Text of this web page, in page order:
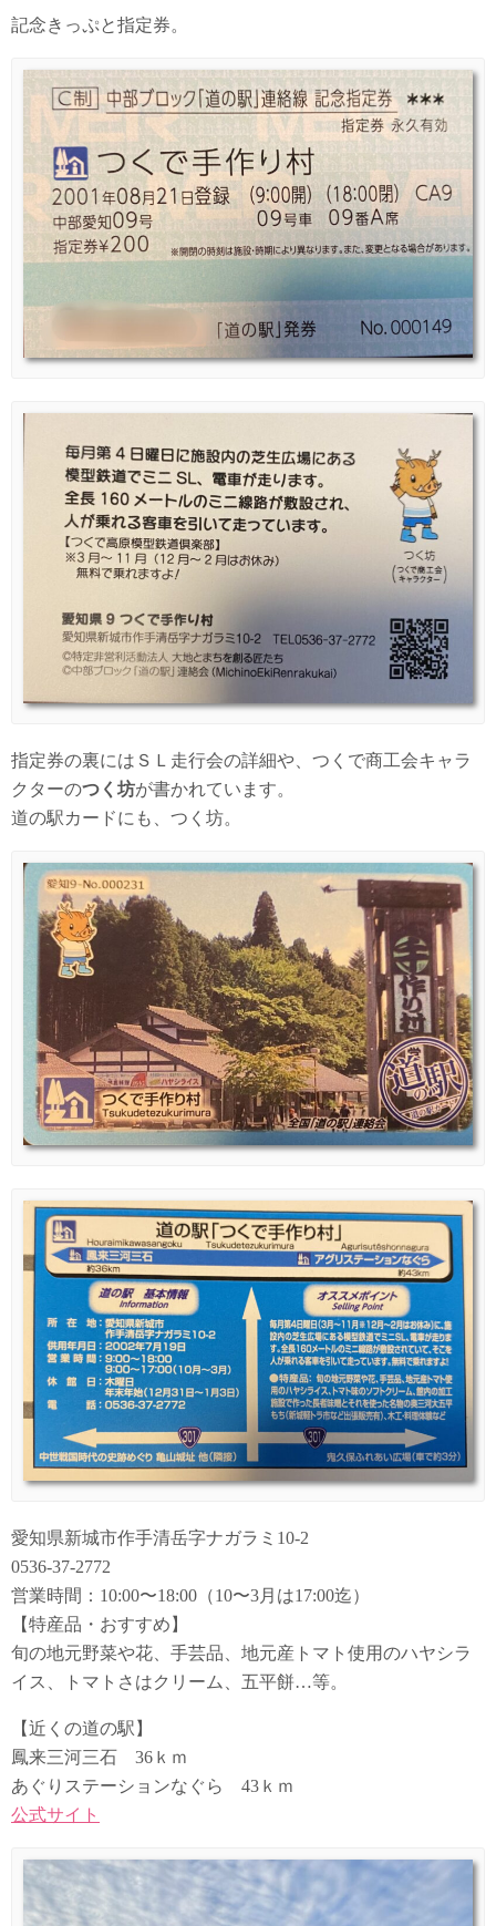
記念きっぷと指定券。
指定券の裏にはＳＬ走行会の詳細や、つくで商工会キャラ
クターのつく坊が書かれています。
道の駅カードにも、つく坊。
愛知県新城市作手清岳字ナガラミ10-2
0536-37-2772
営業時間：10:00〜18:00（10〜3月は17:00迄）
【特産品・おすすめ】
旬の地元野菜や花、手芸品、地元産トマト使用のハヤシラ
イス、トマトさはクリーム、五平餅…等。
【近くの道の駅】
鳳来三河三石 36ｋｍ
あぐりステーションなぐら 43ｋｍ
公式サイト